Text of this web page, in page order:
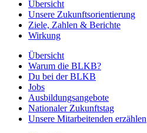
Übersicht
Unsere Zukunftsorientierung
Ziele, Zahlen & Berichte
Wirkung
Übersicht
Warum die BLKB?
Du bei der BLKB
Jobs
Ausbildungsangebote
Nationaler Zukunftstag
Unsere Mitarbeitenden erzählen